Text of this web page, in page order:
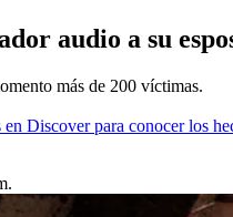
audio a su
más de 200 víctimas.
Discover para conocer los